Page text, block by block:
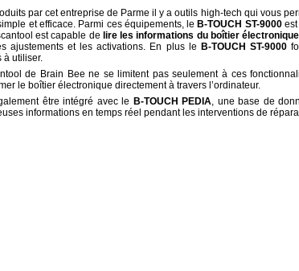
par cet entreprise de Parme il y a outils high-tech qui vous
et efficace. Parmi ces équipements, le B-TOUCH ST-9000est
est capable de lire les informations du boîtier
ajustements et les activations. En plus le B-TOUCH ST-9000
utiliser.
de Brain Bee ne se limitent pas seulement à ces
le boîtier électronique directement à travers l’ordinateur.
être intégré avec le B-TOUCH PEDIA , une base de
informations en temps réel pendant les interventions de